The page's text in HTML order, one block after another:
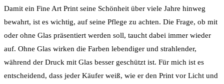
Damit ein Fine Art Print seine Schönheit über viele Jahre hinweg
bewahrt, ist es wichtig, auf seine Pflege zu achten. Die Frage, ob mit
oder ohne Glas präsentiert werden soll, taucht dabei immer wieder
auf. Ohne Glas wirken die Farben lebendiger und strahlender,
während der Druck mit Glas besser geschützt ist. Für mich ist es
entscheidend, dass jeder Käufer weiß, wie er den Print vor Licht und